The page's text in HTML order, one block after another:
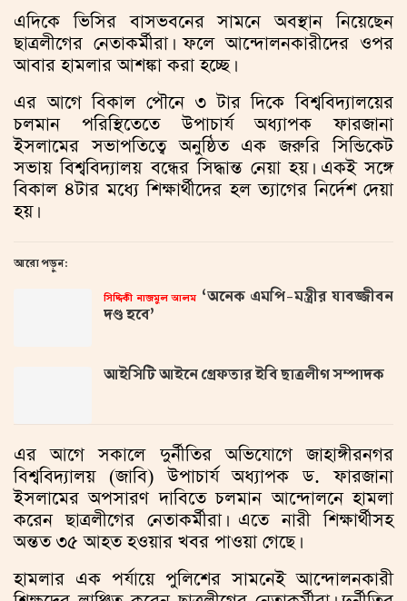
এদিকে ভিসির বাসভবনের সামনে অবস্থান নিয়েছেন
ছাত্রলীগের নেতাকর্মীরা। ফলে আন্দোলনকারীদের ওপর
আবার হামলার আশঙ্কা করা হচ্ছে।
এর আগে বিকাল পৌনে ৩ টার দিকে বিশ্ববিদ্যালয়ের
চলমান পরিস্থিতেতে উপাচার্য অধ্যাপক ফারজানা
ইসলামের সভাপতিত্বে অনুষ্ঠিত এক জরুরি সিন্ডিকেট
সভায় বিশ্ববিদ্যালয় বন্ধের সিদ্ধান্ত নেয়া হয়। একই সঙ্গে
বিকাল ৪টার মধ্যে শিক্ষার্থীদের হল ত্যাগের নির্দেশ দেয়া
হয়।
আরো পড়ুন:
সিদ্দিকী নাজমুল আলম‘অনেক এমপি-মন্ত্রীর যাবজ্জীবন
দণ্ড হবে’
আইসিটি আইনে গ্রেফতার ইবি ছাত্রলীগ সম্পাদক
এর আগে সকালে দুর্নীতির অভিযোগে জাহাঙ্গীরনগর
বিশ্ববিদ্যালয় (জাবি) উপাচার্য অধ্যাপক ড. ফারজানা
ইসলামের অপসারণ দাবিতে চলমান আন্দোলনে হামলা
করেন ছাত্রলীগের নেতাকর্মীরা। এতে নারী শিক্ষার্থীসহ
অন্তত ৩৫ আহত হওয়ার খবর পাওয়া গেছে।
হামলার এক পর্যায়ে পুলিশের সামনেই আন্দোলনকারী